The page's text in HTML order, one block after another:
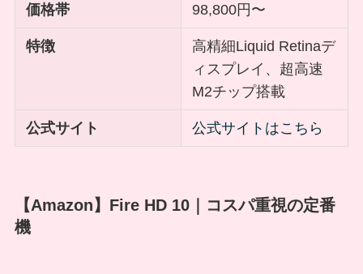
価格帯 98,800円〜
特徴
高精細Liquid Retinaデ
ィスプレイ、超高速
M2チップ搭載
公式サイト 公式サイトはこちら
【Amazon】Fire HD 10｜コスパ重視の定番
機